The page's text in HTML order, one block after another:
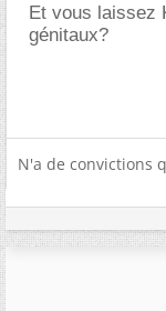
Et vous laissez
génitaux?
N'a de convictions